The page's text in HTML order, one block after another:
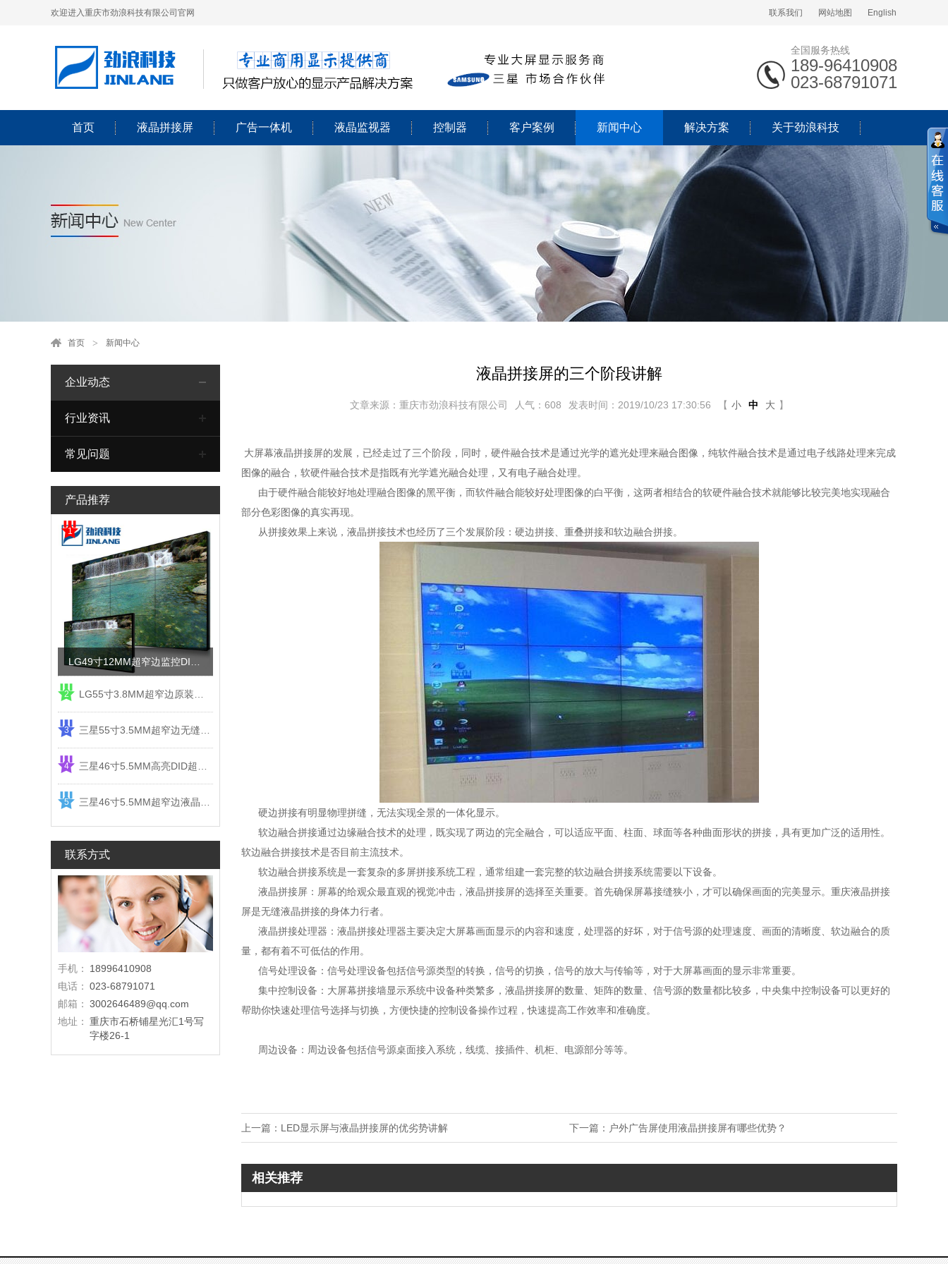
欢迎进入重庆市劲浪科技有限公司官网 联系我们 网站地图 English
全国服务热线
189-96410908
023-68791071
首页 液晶拼接屏 广告一体机 液晶监视器 控制器 客户案例 新闻中心 解决方案 关于劲浪科技
首页 新闻中心
企业动态
行业资讯
常见问题
产品推荐
1
2
3
4
5
联系方式
手机：
18996410908
电话： 023-68791071
邮箱： 3002646489@qq.com
地址： 重庆市石桥铺星光汇1号写
字楼26-1
液晶拼接屏的三个阶段讲解
文章来源：重庆市劲浪科技有限公司 人气：608 发表时间：2019/10/23 17:30:56 【 小 中 大 】
大屏幕液晶拼接屏的发展，已经走过了三个阶段，同时，硬件融合技术是通过光学的遮光处理来融合图像，纯软件融合技术是通过电子线路处理来完成
图像的融合，软硬件融合技术是指既有光学遮光融合处理，又有电子融合处理。
由于硬件融合能较好地处理融合图像的黑平衡，而软件融合能较好处理图像的白平衡，这两者相结合的软硬件融合技术就能够比较完美地实现融合
部分色彩图像的真实再现。
从拼接效果上来说， 液晶拼接技术也经历了三个发展阶段：硬边拼接、重叠拼接和软边融合拼接。
硬边拼接有明显物理拼缝，无法实现全景的一体化显示。
软边融合拼接通过边缘融合技术的处理，既实现了两边的完全融合，可以适应平面、柱面、球面等各种曲面形状的拼接，具有更加广泛的适用性。
软边融合拼接技术是否目前主流技术。
软边融合拼接系统是一套复杂的多屏拼接系统工程，通常组建一套完整的软边融合拼接系统需要以下设备。
液晶拼接屏：屏幕的给观众最直观的视觉冲击，液晶拼接屏的选择至关重要。首先确保屏幕接缝狭小，才可以确保画面的完美显示。重庆液晶拼接
屏是无缝液晶拼接的身体力行者。
液晶拼接处理器：液晶拼接处理器主要决定大屏幕画面显示的内容和速度，处理器的好坏，对于信号源的处理速度、画面的清晰度、软边融合的质
量，都有着不可低估的作用。
信号处理设备：信号处理设备包括信号源类型的转换，信号的切换，信号的放大与传输等，对于大屏幕画面的显示非常重要。
集中控制设备：大屏幕拼接墙显示系统中设备种类繁多，液晶拼接屏的数量、矩阵的数量、信号源的数量都比较多，中央集中控制设备可以更好的
帮助你快速处理信号选择与切换，方便快捷的控制设备操作过程，快速提高工作效率和准确度。
周边设备：周边设备包括信号源桌面接入系统，线缆、接插件、机柜、电源部分等等。
上一篇： LED显示屏与液晶拼接屏的优劣势讲解 下一篇： 户外广告屏使用液晶拼接屏有哪些优势？
相关推荐